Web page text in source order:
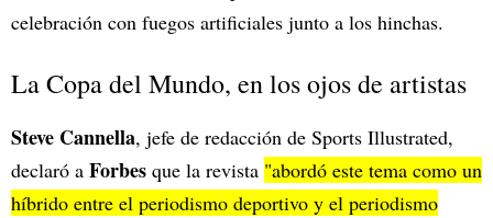
celebración con fuegos artificiales junto a los hinchas.
La Copa del Mundo, en los ojos de artistas
Steve Cannella, jefe de redacción de Sports Illustrated,
declaró a Forbes que la revista "abordó este tema como un
híbrido entre el periodismo deportivo y el periodismo